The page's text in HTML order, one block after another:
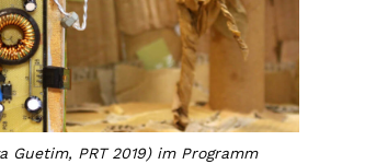
Guetim, PRT 2019) im Programm